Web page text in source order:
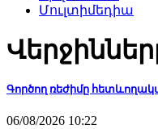
Մուլտիմեդիա
Գործող ռեժիմը
06/08/2026 10:22